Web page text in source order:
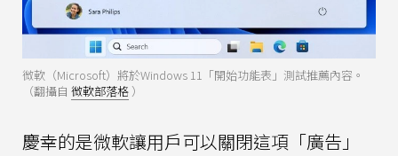
微軟（Microsoft）將於Windows 11「開始功能表」測試推薦內容。
（翻攝自 微軟部落格 ）
慶幸的是微軟讓用戶可以關閉這項「廣告」